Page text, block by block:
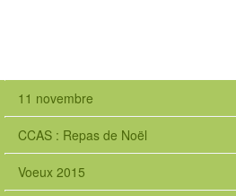
11 novembre
CCAS : Repas de Noël
Voeux 2015